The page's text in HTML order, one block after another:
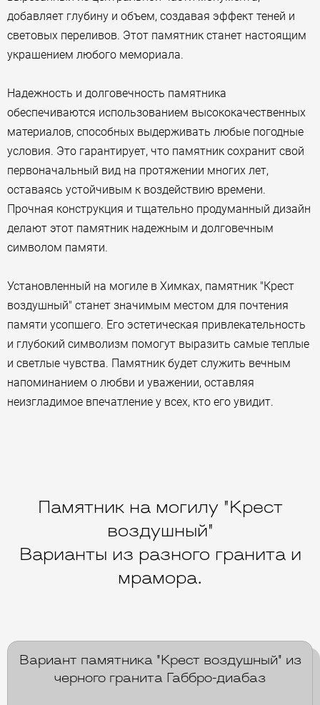
добавляет глубину и объем, создавая эффект теней и
световых переливов. Этот памятник станет настоящим
украшением любого мемориала.
Надежность и долговечность памятника
обеспечиваются использованием высококачественных
материалов, способных выдерживать любые погодные
условия. Это гарантирует, что памятник сохранит свой
первоначальный вид на протяжении многих лет,
оставаясь устойчивым к воздействию времени.
Прочная конструкция и тщательно продуманный дизайн
делают этот памятник надежным и долговечным
символом памяти.
Установленный на могиле в Химках, памятник "Крест
воздушный" станет значимым местом для почтения
памяти усопшего. Его эстетическая привлекательность
и глубокий символизм помогут выразить самые теплые
и светлые чувства. Памятник будет служить вечным
напоминанием о любви и уважении, оставляя
неизгладимое впечатление у всех, кто его увидит.
Памятник на могилу "Крест
воздушный"
Варианты из разного гранита и
мрамора.
Вариант памятника "Крест воздушный" из
черного гранита Габбро-диабаз